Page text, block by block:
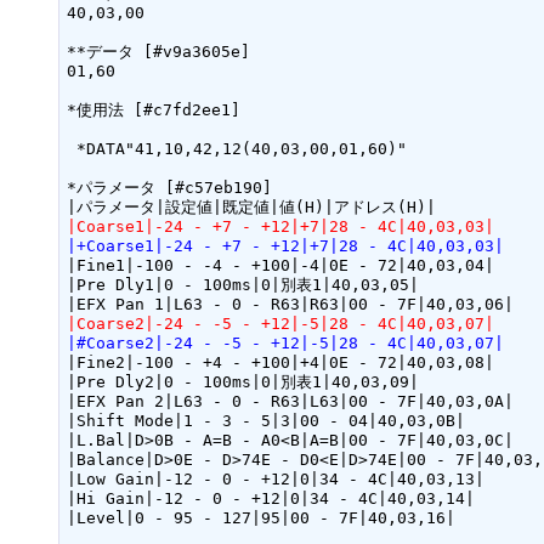
40,03,00
**データ [#v9a3605e]
01,60
*使用法 [#c7fd2ee1]
*パラメータ [#c57eb190]
|Coarse1|-24 - +7 - +12|+7|28 - 4C|40,03,03|
|+Coarse1|-24 - +7 - +12|+7|28 - 4C|40,03,03|
|Fine1|-100 - -4 - +100|-4|0E - 72|40,03,04|
|Pre Dly1|0 - 100ms|0|別表1|40,03,05|
|Coarse2|-24 - -5 - +12|-5|28 - 4C|40,03,07|
|#Coarse2|-24 - -5 - +12|-5|28 - 4C|40,03,07|
|Fine2|-100 - +4 - +100|+4|0E - 72|40,03,08|
|Pre Dly2|0 - 100ms|0|別表1|40,03,09|
|EFX Pan 2|L63 - 0 - R63|L63|00 - 7F|40,03,0A|
|Shift Mode|1 - 3 - 5|3|00 - 04|40,03,0B|
|L.Bal|D>0B - A=B - A0<B|A=B|00 - 7F|40,03,0C|
|Balance|D>0E - D>74E - D0<E|D>74E|00 -
|Low Gain|-12 - 0 - +12|0|34 - 4C|40,03,13|
|Hi Gain|-12 - 0 - +12|0|34 - 4C|40,03,14|
|Level|0 - 95 - 127|95|00 - 7F|40,03,16|